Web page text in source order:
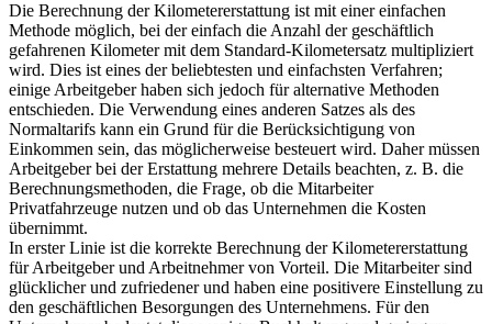
Die Berechnung der Kilometererstattung ist mit einer einfachen
Methode möglich, bei der einfach die Anzahl der geschäftlich
gefahrenen Kilometer mit dem Standard-Kilometersatz multipliziert
wird. Dies ist eines der beliebtesten und einfachsten Verfahren;
einige Arbeitgeber haben sich jedoch für alternative Methoden
entschieden. Die Verwendung eines anderen Satzes als des
Normaltarifs kann ein Grund für die Berücksichtigung von
Einkommen sein, das möglicherweise besteuert wird. Daher müssen
Arbeitgeber bei der Erstattung mehrere Details beachten, z. B. die
Berechnungsmethoden, die Frage, ob die Mitarbeiter
Privatfahrzeuge nutzen und ob das Unternehmen die Kosten
übernimmt.
In erster Linie ist die korrekte Berechnung der Kilometererstattung
für Arbeitgeber und Arbeitnehmer von Vorteil. Die Mitarbeiter sind
glücklicher und zufriedener und haben eine positivere Einstellung zu
den geschäftlichen Besorgungen des Unternehmens. Für den